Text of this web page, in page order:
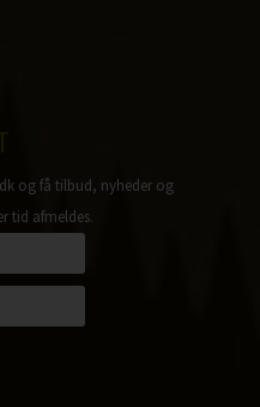
og få tilbud, nyheder og
tid afmeldes.